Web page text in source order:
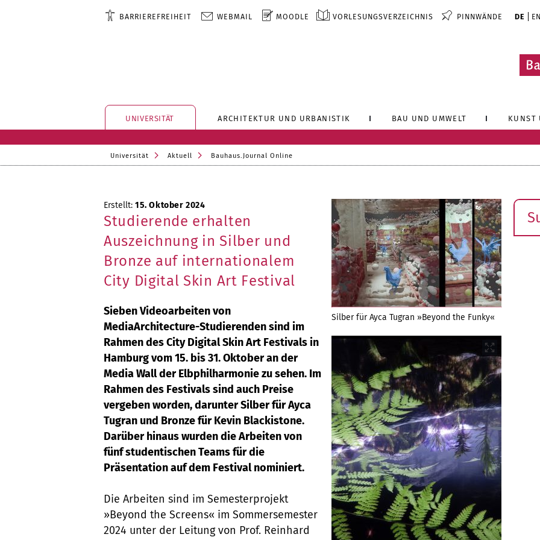
BARRIEREFREIHEIT WEBMAIL MOODLE VORLESUNGSVERZEICHNIS PINNWÄNDE DE EN
UNIVERSITÄT ARCHITEKTUR UND URBANISTIK BAU UND UMWELT KUNST
Universität Aktuell Bauhaus.Journal Online
Silber für Ayca Tugran »Beyond the Funky«
Erstellt: 15. Oktober 2024
Studierende erhalten
Auszeichnung in Silber und
Bronze auf internationalem
City Digital Skin Art Festival
Sieben Videoarbeiten von
MediaArchitecture-Studierenden sind im
Rahmen des City Digital Skin Art Festivals in
Hamburg vom 15. bis 31. Oktober an der
Media Wall der Elbphilharmonie zu sehen. Im
Rahmen des Festivals sind auch Preise
vergeben worden, darunter Silber für Ayca
Tugran und Bronze für Kevin Blackistone.
Darüber hinaus wurden die Arbeiten von
fünf studentischen Teams für die
Präsentation auf dem Festival nominiert.
Die Arbeiten sind im Semesterprojekt
»Beyond the Screens« im Sommersemester
2024 unter der Leitung von Prof. Reinhard
Suche